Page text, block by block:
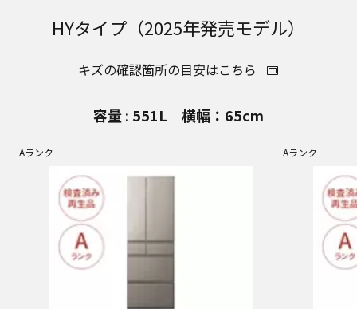
HYタイプ（2025年発売モデル）
キズの確認箇所の目安はこちら
容量 : 551L 横幅：65cm
Aランク Aランク